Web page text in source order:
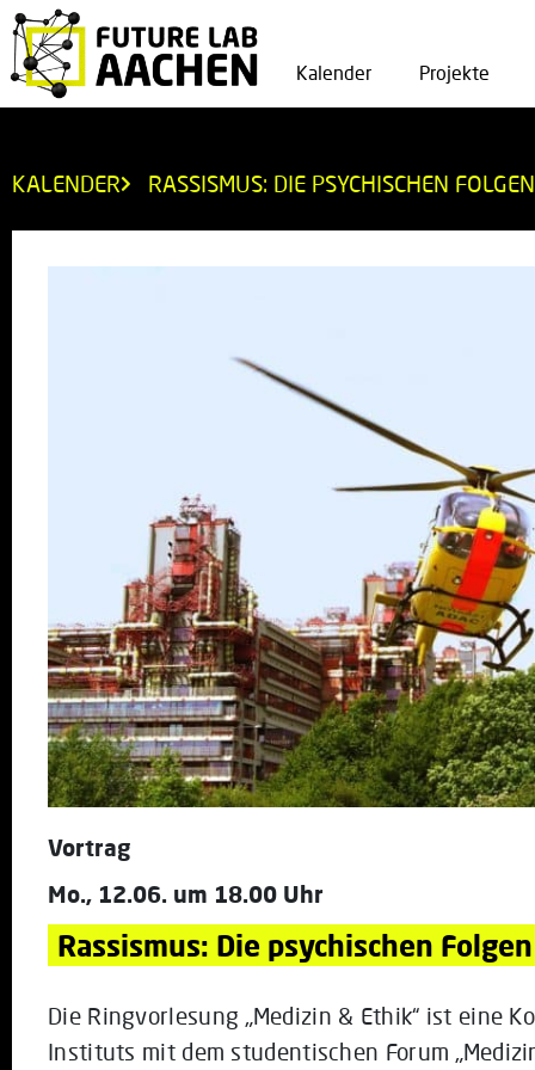
Kalender Projekte
KALENDER RASSISMUS: DIE PSYCHISCHEN FOLGEN
Vortrag
Mo., 12.06. um 18.00 Uhr
Rassismus: Die psychischen Folgen
Die Ringvorlesung „Medizin & Ethik“ ist eine
Instituts mit dem studentischen Forum